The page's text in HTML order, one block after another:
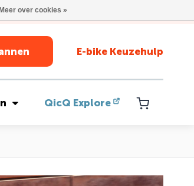
E-bike Keuzehulp
QicQ Explore
Meer over cookies »